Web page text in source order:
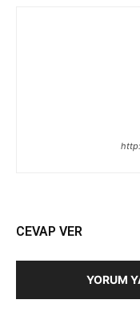
CEVAP VER
YORUM